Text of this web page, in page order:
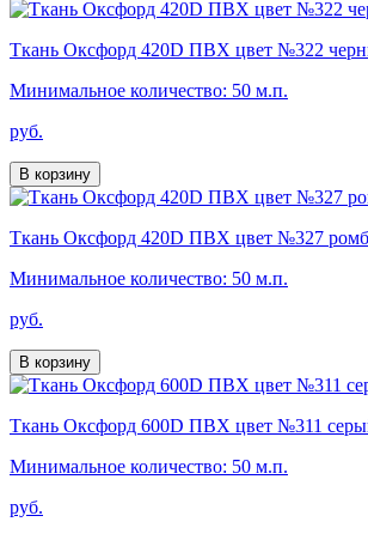
Ткань Оксфорд 420D ПВХ цвет №322
Минимальное количество: 50 м.п.
руб.
В корзину
Ткань Оксфорд 420D ПВХ цвет №327
Минимальное количество: 50 м.п.
руб.
В корзину
Ткань Оксфорд 600D ПВХ цвет №311
Минимальное количество: 50 м.п.
руб.